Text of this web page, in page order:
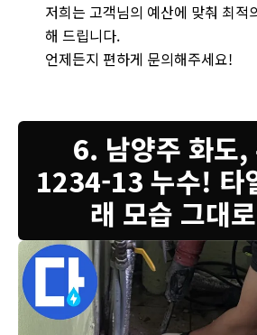
저희는 고객님의 예산에 맞춰 최적
해 드립니다.
언제든지 편하게 문의해주세요!
6. 남양주 화도,
1234-13 누수! 타
래 모습 그대